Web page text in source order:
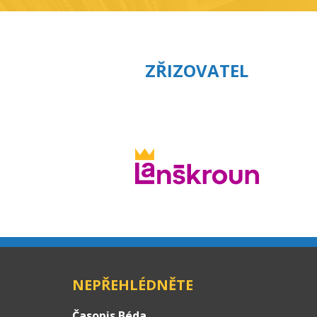
ZŘIZOVATEL
NEPŘEHLÉDNĚTE